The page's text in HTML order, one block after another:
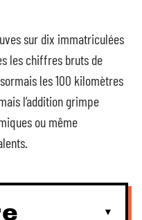
sur dix immatriculées
les chiffres bruts de
les 100 kilomètres
l’addition grimpe
ou même